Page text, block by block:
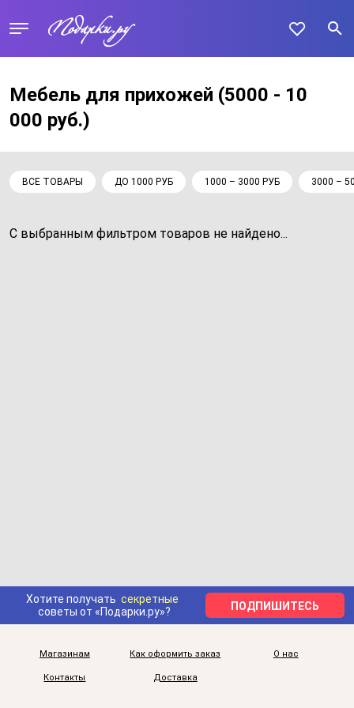
Мебель для прихожей (5000 - 10
000 руб.)
ВСЕ ТОВАРЫ ДО 1000 РУБ 1000 – 3000 РУБ 3000 –
С выбранным фильтром товаров не найдено...
Хотите получать секретные
советы от «Подарки.ру»?
ПОДПИШИТЕСЬ
Магазинам Как оформить заказ О нас
Контакты Доставка